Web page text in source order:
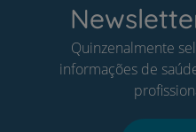
Quinzenalmente
informações de